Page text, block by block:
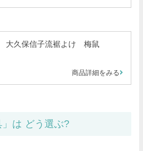
大久保信子流裾よけ 梅鼠
商品詳細をみる
」は どう選ぶ?